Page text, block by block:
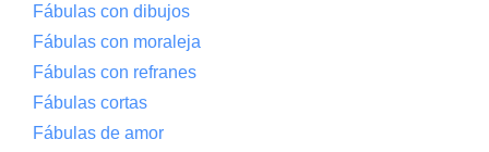
Fábulas con dibujos
Fábulas con moraleja
Fábulas con refranes
Fábulas cortas
Fábulas de amor